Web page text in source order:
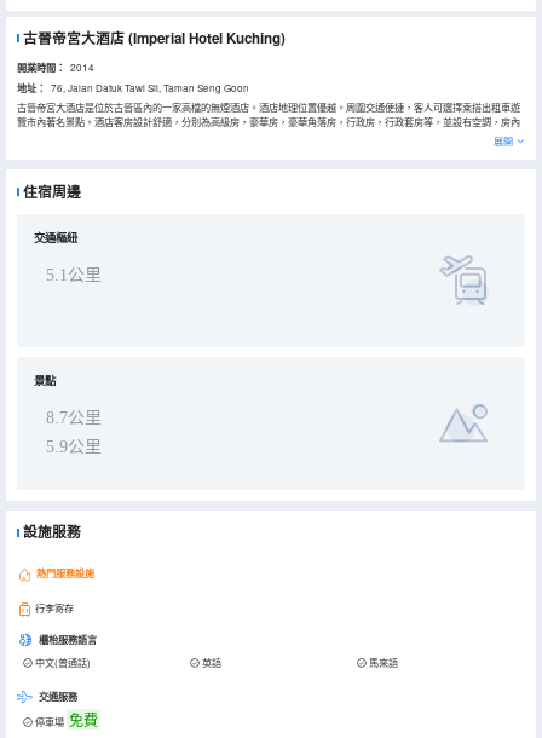
古晉帝宮大酒店(Imperial Hotel Kuching)
開業時間： 2014
地址：
76, Jalan Datuk Tawi Sli, Taman Seng Goon
古晉帝宮大酒店是位於古晉區內的一家高檔的無煙酒店。酒店地理位置優越。周圍交通便捷，客人可選擇乘搭出租車遊
覽市內著名景點。酒店客房設計舒適，分別為高級房，豪華房，豪華角落房，行政房，行政套房等，並設有空調，房內
保險箱，有線及衞星頻道電視，電熱水壺等設施。此外，酒店還提供多種類服務設施以確保可滿足客人在入住期間不同
的需求。其他服務包括叫車服務，叫醒服務，會議廳，商務服務等。古晉帝宮大酒店是旅客在古晉市中心區內的理想下
展開
住宿周邊
交通樞紐
5.1公里
景點
8.7公里
5.9公里
設施服務
熱門服務設施
行李寄存
櫃枱服務語言
中文(普通話) 英語 馬來語
交通服務
停車場 免費